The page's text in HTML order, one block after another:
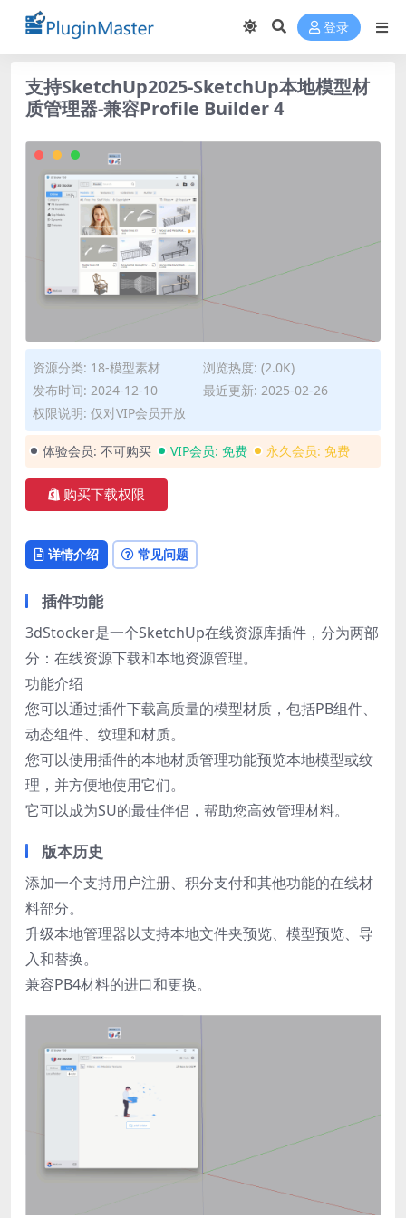
登录
支持SketchUp2025-SketchUp本地模型材
质管理器-兼容Profile Builder 4
资源分类: 18-模型素材
浏览热度: (2.0K)
发布时间: 2024-12-10
最近更新: 2025-02-26
权限说明: 仅对VIP会员开放
体验会员: 不可购买 VIP会员: 免费 永久会员: 免费
购买下载权限
详情介绍 常见问题
插件功能
3dStocker是一个SketchUp在线资源库插件，分为两部
分：在线资源下载和本地资源管理。
功能介绍
您可以通过插件下载高质量的模型材质，包括PB组件、
动态组件、纹理和材质。
您可以使用插件的本地材质管理功能预览本地模型或纹
理，并方便地使用它们。
它可以成为SU的最佳伴侣，帮助您高效管理材料。
版本历史
添加一个支持用户注册、积分支付和其他功能的在线材
料部分。
升级本地管理器以支持本地文件夹预览、模型预览、导
入和替换。
兼容PB4材料的进口和更换。